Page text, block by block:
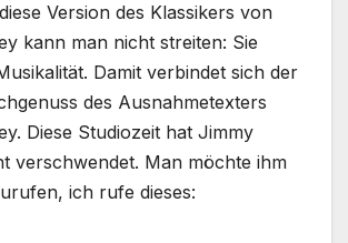
Version des Klassikers von
kann man nicht streiten: Sie
Damit verbindet sich der
des Ausnahmetexters
Diese Studiozeit hat Jimmy
verschwendet. Man möchte ihm
ich rufe dieses: